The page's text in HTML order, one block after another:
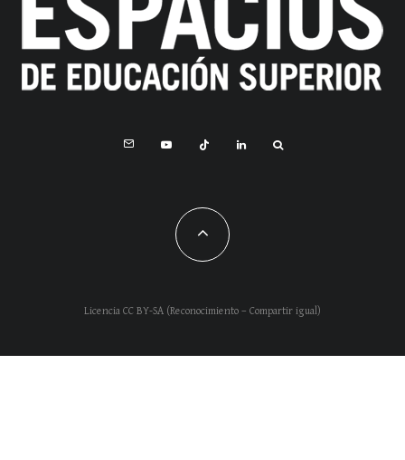
Licencia CC BY-SA (Reconocimiento – Compartir igual)